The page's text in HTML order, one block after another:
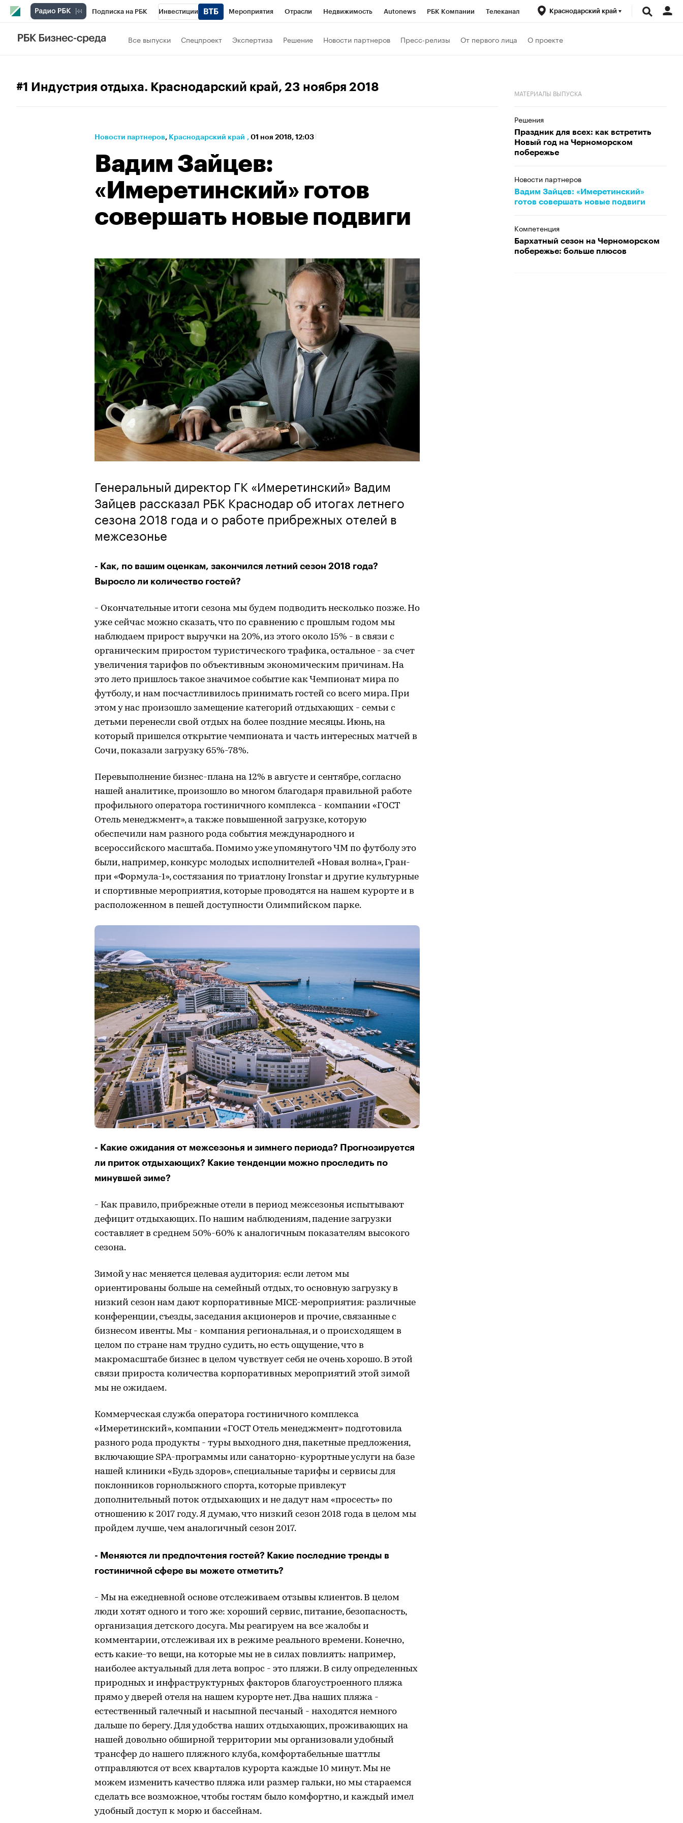
Подписка на РБК Инвестиции Мероприятия Отрасли Недвижимость Autonews РБК Компании Телеканал
РБК Вино
Спецпроекты СПб Конференции СПб
Краснодарский край
Все выпуски Спецпроект Экспертиза Решение Новости партнеров Пресс-релизы От первого лица О проекте
#1 Индустрия отдыха. Краснодарский край, 23 ноября 2018
Новости партнеров⁠, Краснодарский край , 01 ноя 2018, 12:03
Вадим Зайцев:
«Имеретинский» готов
совершать новые подвиги
Генеральный директор ГК «Имеретинский» Вадим
Зайцев рассказал РБК Краснодар об итогах летнего
сезона 2018 года и о работе прибрежных отелей в
межсезонье
- Как, по вашим оценкам, закончился летний сезон 2018 года?
Выросло ли количество гостей?
- Окончательные итоги сезона мы будем подводить несколько позже. Но
уже сейчас можно сказать, что по сравнению с прошлым годом мы
наблюдаем прирост выручки на 20%, из этого около 15% - в связи с
органическим приростом туристического трафика, остальное - за счет
увеличения тарифов по объективным экономическим причинам. На
это лето пришлось такое значимое событие как Чемпионат мира по
футболу, и нам посчастливилось принимать гостей со всего мира. При
этом у нас произошло замещение категорий отдыхающих - семьи с
детьми перенесли свой отдых на более поздние месяцы. Июнь, на
который пришелся открытие чемпионата и часть интересных матчей в
Сочи, показали загрузку 65%-78%.
Перевыполнение бизнес-плана на 12% в августе и сентябре, согласно
нашей аналитике, произошло во многом благодаря правильной работе
профильного оператора гостиничного комплекса - компании «ГОСТ
Отель менеджмент», а также повышенной загрузке, которую
обеспечили нам разного рода события международного и
всероссийского масштаба. Помимо уже упомянутого ЧМ по футболу это
были, например, конкурс молодых исполнителей «Новая волна», Гран-
при «Формула-1», состязания по триатлону Ironstar и другие культурные
и спортивные мероприятия, которые проводятся на нашем курорте и в
расположенном в пешей доступности Олимпийском парке.
- Какие ожидания от межсезонья и зимнего периода? Прогнозируется
ли приток отдыхающих? Какие тенденции можно проследить по
минувшей зиме?
- Как правило, прибрежные отели в период межсезонья испытывают
дефицит отдыхающих. По нашим наблюдениям, падение загрузки
составляет в среднем 50%-60% к аналогичным показателям высокого
сезона.
Зимой у нас меняется целевая аудитория: если летом мы
ориентированы больше на семейный отдых, то основную загрузку в
низкий сезон нам дают корпоративные MICE-мероприятия: различные
конференции, съезды, заседания акционеров и прочие, связанные с
бизнесом ивенты. Мы - компания региональная, и о происходящем в
целом по стране нам трудно судить, но есть ощущение, что в
макромасштабе бизнес в целом чувствует себя не очень хорошо. В этой
связи прироста количества корпоративных мероприятий этой зимой
мы не ожидаем.
Коммерческая служба оператора гостиничного комплекса
«Имеретинский», компании «ГОСТ Отель менеджмент» подготовила
разного рода продукты - туры выходного дня, пакетные предложения,
включающие SPA-программы или санаторно-курортные услуги на базе
нашей клиники «Будь здоров», специальные тарифы и сервисы для
поклонников горнолыжного спорта, которые привлекут
дополнительный поток отдыхающих и не дадут нам «просесть» по
отношению к 2017 году. Я думаю, что низкий сезон 2018 года в целом мы
пройдем лучше, чем аналогичный сезон 2017.
- Меняются ли предпочтения гостей? Какие последние тренды в
гостиничной сфере вы можете отметить?
- Мы на ежедневной основе отслеживаем отзывы клиентов. В целом
люди хотят одного и того же: хороший сервис, питание, безопасность,
организация детского досуга. Мы реагируем на все жалобы и
комментарии, отслеживая их в режиме реального времени. Конечно,
есть какие-то вещи, на которые мы не в силах повлиять: например,
наиболее актуальный для лета вопрос - это пляжи. В силу определенных
природных и инфраструктурных факторов благоустроенного пляжа
прямо у дверей отеля на нашем курорте нет. Два наших пляжа -
естественный галечный и насыпной песчаный - находятся немного
дальше по берегу. Для удобства наших отдыхающих, проживающих на
нашей довольно обширной территории мы организовали удобный
трансфер до нашего пляжного клуба, комфортабельные шаттлы
отправляются от всех кварталов курорта каждые 10 минут. Мы не
можем изменить качество пляжа или размер гальки, но мы стараемся
сделать все возможное, чтобы гостям было комфортно, и каждый имел
удобный доступ к морю и бассейнам.
МАТЕРИАЛЫ ВЫПУСКА
Решения
Праздник для всех: как встретить
Новый год на Черноморском
побережье
Новости партнеров
Вадим Зайцев: «Имеретинский»
готов совершать новые подвиги
Компетенция
Бархатный сезон на Черноморском
побережье: больше плюсов